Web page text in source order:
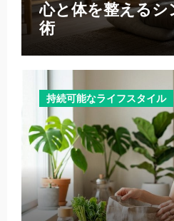
心と体を整えるシ
術
持続可能なライフスタイル